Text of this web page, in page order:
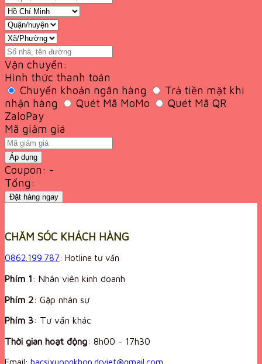
Vận chuyển:
Hình thức thanh toán
Chuyển khoản ngân hàng
Trả tiền mặt khi
nhận hàng
Quét Mã MoMo
Quét Mã QR
ZaloPay
Mã giảm giá
Áp dụng
Coupon: -
Tổng:
Đặt hàng ngay
CHĂM SÓC KHÁCH HÀNG
0862.199.787: Hotline tư vấn
Phím 1: Nhân viên kinh doanh
Phím 2: Gặp nhân sự
Phím 3: Tư vấn khác
Thời gian hoạt động: 8h00 - 17h30